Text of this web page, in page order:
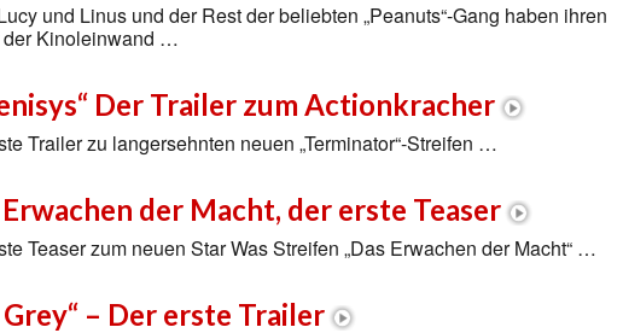
und Linus und der Rest der beliebten „Peanuts“-Gang haben ihren
der Kinoleinwand …
Der Trailer zum Actionkracher
Trailer zu langersehnten neuen „Terminator“-Streifen …
der Macht, der erste Teaser
Teaser zum neuen Star Was Streifen „Das Erwachen der Macht“ …
– Der erste Trailer